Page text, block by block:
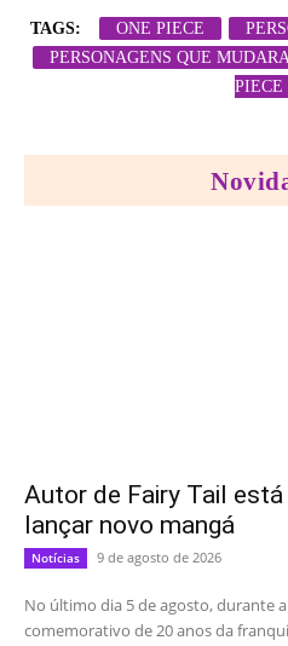
TAGS: ONE PIECE
PERSONAGENS QUE
PIECE
Autor de Fairy Tail
lançar novo mangá
Notícias 9 de agosto de 2026
No último dia 5 de agosto, durante
comemorativo de 20 anos da